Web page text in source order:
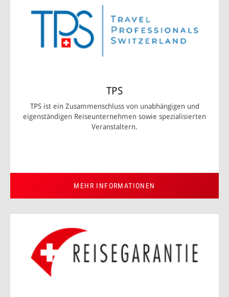
TPS
TPS ist ein Zusammenschluss von unabhängigen und
eigenständigen Reiseunternehmen sowie spezialisierten
Veranstaltern.
MEHR INFORMATIONEN